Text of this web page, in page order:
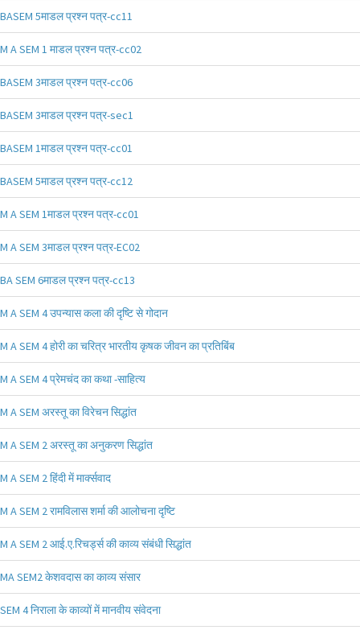
BASEM 5माडल प्रश्न पत्र-cc11
M A SEM 1 माडल प्रश्न पत्र-cc02
BASEM 3माडल प्रश्न पत्र-cc06
BASEM 3माडल प्रश्न पत्र-sec1
BASEM 1माडल प्रश्न पत्र-cc01
BASEM 5माडल प्रश्न पत्र-cc12
M A SEM 1माडल प्रश्न पत्र-cc01
M A SEM 3माडल प्रश्न पत्र-EC02
BA SEM 6माडल प्रश्न पत्र-cc13
M A SEM 4 उपन्यास कला की दृष्टि से गोदान
M A SEM 4 होरी का चरित्र भारतीय कृषक जीवन का प्रतिबिंब
M A SEM 4 प्रेमचंद का कथा -साहित्य
M A SEM अरस्तू का विरेचन सिद्धांत
M A SEM 2 अरस्तू का अनुकरण सिद्धांत
M A SEM 2 हिंदी में मार्क्सवाद
M A SEM 2 रामविलास शर्मा की आलोचना दृष्टि
M A SEM 2 आई.ए.रिचर्ड्स की काव्य संबंधी सिद्धांत
MA SEM2 केशवदास का काव्य संसार
SEM 4 निराला के काव्यों में मानवीय संवेदना